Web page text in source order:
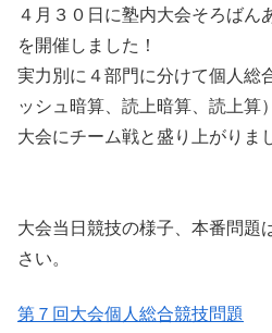
４月３０日に塾内大会そろばん
を開催しました！
実力別に４部門に分けて個人総
ッシュ暗算、読上暗算、読上算
大会にチーム戦と盛り上がりま
大会当日競技の様子、本番問題
さい。
第７回大会個人総合競技問題